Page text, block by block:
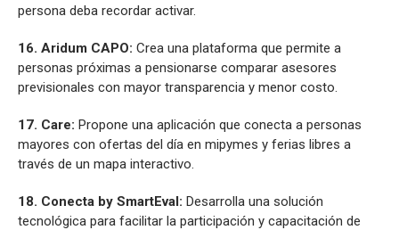
persona deba recordar activar.
16. Aridum CAPO: Crea una plataforma que permite a
personas próximas a pensionarse comparar asesores
previsionales con mayor transparencia y menor costo.
17. Care: Propone una aplicación que conecta a personas
mayores con ofertas del día en mipymes y ferias libres a
través de un mapa interactivo.
18. Conecta by SmartEval: Desarrolla una solución
tecnológica para facilitar la participación y capacitación de